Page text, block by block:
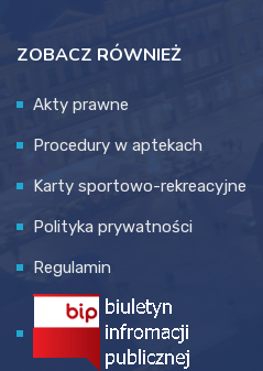
ZOBACZ RÓWNIEŻ
Akty prawne
Procedury w aptekach
Karty sportowo-rekreacyjne
Polityka prywatności
Regulamin